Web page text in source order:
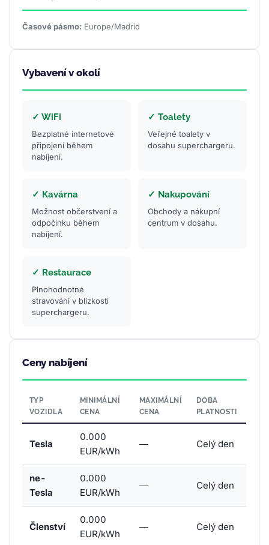
Časové pásmo: Europe/Madrid
Vybavení v okolí
✓ WiFi
Bezplatné internetové
připojení během
nabíjení.
✓ Toalety
Veřejné toalety v
dosahu superchargeru.
✓ Kavárna
Možnost občerstvení a
odpočinku během
nabíjení.
✓ Nakupování
Obchody a nákupní
centrum v dosahu.
✓ Restaurace
Plnohodnotné
stravování v blízkosti
superchargeru.
Ceny nabíjení
TYP
VOZIDLA
MINIMÁLNÍ
CENA
MAXIMÁLNÍ
CENA
DOBA
PLATNOSTI
Tesla
0.000
EUR/kWh
— Celý den
ne-
Tesla
0.000
EUR/kWh
— Celý den
Členství
0.000
EUR/kWh
— Celý den